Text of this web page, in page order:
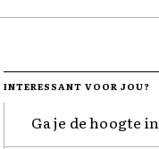
INTERESSANT VOOR JOU?
Ga je de hoogte